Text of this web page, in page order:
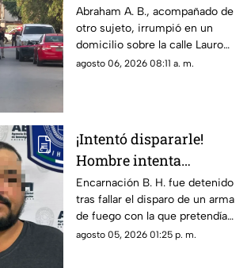
y una pareja resultan
gravemente heridos en
Ciudad Juárez
Abraham A. B., acompañado de
otro sujeto, irrumpió en un
domicilio sobre la calle Lauro
de Uranga; paramédicos
agosto 06, 2026 08:11 a. m.
¡Intentó dispararle!
Hombre intenta
asesinar a su esposa y
la asfixia en
Chihuahua
Encarnación B. H. fue detenido
tras fallar el disparo de un arma
de fuego con la que pretendía
privar de la vida a su pareja en
agosto 05, 2026 01:25 p. m.